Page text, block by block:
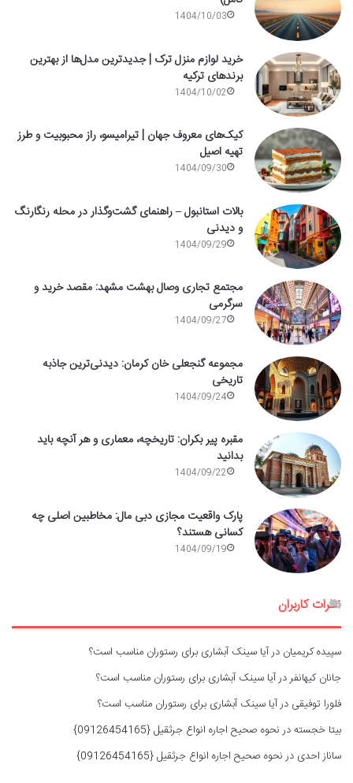
1404/10/03
خرید لوازم منزل ترک | جدیدترین مدل‌ها از بهترین
برندهای ترکیه
1404/10/02
کیک‌های معروف جهان | تیرامیسو، راز محبوبیت و طرز
تهیه اصیل
1404/09/30
بالات استانبول – راهنمای گشت‌وگذار در محله رنگارنگ
و دیدنی
1404/09/29
مجتمع تجاری وصال بهشت مشهد: مقصد خرید و
سرگرمی
1404/09/27
مجموعه گنجعلی خان کرمان: دیدنی‌ترین جاذبه
تاریخی
1404/09/24
مقبره پیر بکران: تاریخچه، معماری و هر آنچه باید
بدانید
1404/09/22
پارک واقعیت مجازی دبی مال: مخاطبین اصلی چه
کسانی هستند؟
1404/09/19
نظرات کاربران
سپیده کریمیان درآیا سینک آبشاری برای رستوران مناسب است؟
جانان کیهانفردرآیا سینک آبشاری برای رستوران مناسب است؟
فلورا توفیقی درآیا سینک آبشاری برای رستوران مناسب است؟
بیتا خجسته درنحوه صحیح اجاره انواع جرثقیل {09126454165}
ساناز احدی درنحوه صحیح اجاره انواع جرثقیل {09126454165}